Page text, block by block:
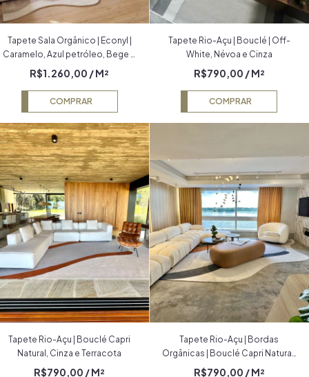
Tapete Sala Orgânico | Econyl |
Caramelo, Azul petróleo, Bege e
Off-white | Coleção Rio-Açu
R$1.260,00 / M²
COMPRAR
Tapete Rio-Açu | Bouclé | Off-
White, Névoa e Cinza
R$790,00 / M²
COMPRAR
Tapete Rio-Açu | Bouclé Capri
Natural, Cinza e Terracota
R$790,00 / M²
Tapete Rio-Açu | Bordas
Orgânicas | Bouclé Capri Natural,
Cinza, Terracota e Grafite
R$790,00 / M²